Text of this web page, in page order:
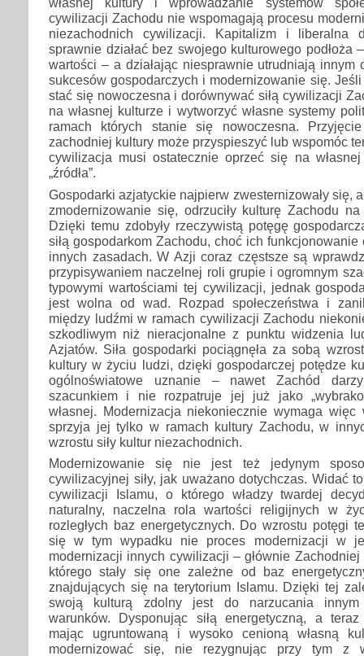
cywilizacji Zachodu nie wspomagają procesu
niezachodnich cywilizacji. Kapitalizm i liberalna
sprawnie działać bez swojego kulturowego podłoża
wartości – a działając niesprawnie utrudniają innym
sukcesów gospodarczych i modernizowanie się.
stać się nowoczesna i dorównywać siłą cywilizacji
na własnej kulturze i wytworzyć własne systemy
ramach których stanie się nowoczesna.
zachodniej kultury może przyspieszyć lub wspomóc
cywilizacja musi ostatecznie oprzeć się na
„źródła”.
Gospodarki azjatyckie najpierw zwesternizowały się,
zmodernizowanie się, odrzuciły kulturę Zachodu
Dzięki temu zdobyły rzeczywistą potęgę
siłą gospodarkom Zachodu, choć ich funkcjonowanie
innych zasadach. W Azji coraz częstsze są
przypisywaniem naczelnej roli grupie i ogromnym
typowymi wartościami tej cywilizacji, jednak
jest wolna od wad. Rozpad społeczeństwa i
między ludźmi w ramach cywilizacji Zachodu
szkodliwym niż nieracjonalne z punktu widzenia
Azjatów. Siła gospodarki pociągnęła za sobą
kultury w życiu ludzi, dzięki gospodarczej potędze
ogólnoświatowe uznanie – nawet Zachód
szacunkiem i nie rozpatruje jej już jako
własnej. Modernizacja niekoniecznie wymaga
sprzyja jej tylko w ramach kultury Zachodu, w
wzrostu siły kultur niezachodnich.
Modernizowanie się nie jest też jedynym
cywilizacyjnej siły, jak uważano dotychczas. Widać
cywilizacji Islamu, o którego władzy twardej
naturalny, naczelna rola wartości religijnych w
rozległych baz energetycznych. Do wzrostu potęgi
się w tym wypadku nie proces modernizacji w
modernizacji innych cywilizacji – głównie
którego stały się one zależne od baz
znajdujących się na terytorium Islamu. Dzięki tej
swoją kulturą zdolny jest do narzucania innym
warunków. Dysponując siłą energetyczną, a
mając ugruntowaną i wysoko cenioną własną
modernizować się, nie rezygnując przy tym z